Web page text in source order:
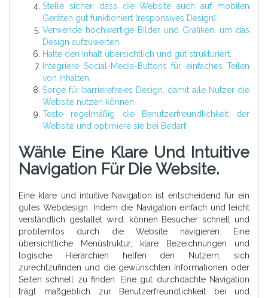
Stelle sicher, dass die Website auch auf mobilen
Geräten gut funktioniert (responsives Design).
Verwende hochwertige Bilder und Grafiken, um das
Design aufzuwerten.
Halte den Inhalt übersichtlich und gut strukturiert.
Integriere Social-Media-Buttons für einfaches Teilen
von Inhalten.
Sorge für barrierefreies Design, damit alle Nutzer die
Website nutzen können.
Teste regelmäßig die Benutzerfreundlichkeit der
Website und optimiere sie bei Bedarf.
Wähle Eine Klare Und Intuitive
Navigation Für Die Website.
Eine klare und intuitive Navigation ist entscheidend für ein
gutes Webdesign. Indem die Navigation einfach und leicht
verständlich gestaltet wird, können Besucher schnell und
problemlos durch die Website navigieren. Eine
übersichtliche Menüstruktur, klare Bezeichnungen und
logische Hierarchien helfen den Nutzern, sich
zurechtzufinden und die gewünschten Informationen oder
Seiten schnell zu finden. Eine gut durchdachte Navigation
trägt maßgeblich zur Benutzerfreundlichkeit bei und